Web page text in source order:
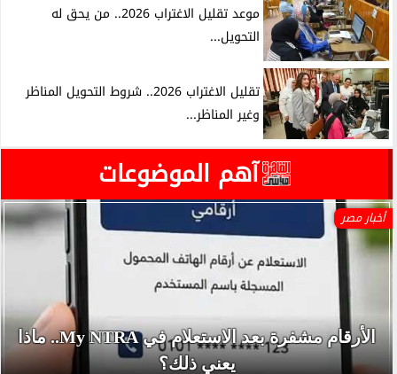
موعد تقليل الاغتراب 2026.. من يحق له
التحويل...
تقليل الاغتراب 2026.. شروط التحويل المناظر
وغير المناظر...
آهم الموضوعات
أخبار مصر
الأرقام مشفرة بعد الاستعلام في My NTRA.. ماذا
يعني ذلك؟